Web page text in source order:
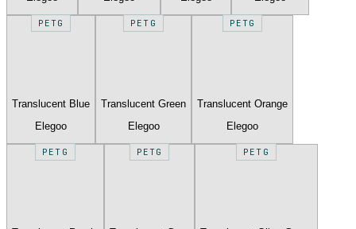
PETG
Translucent Blue
Elegoo
PETG
Translucent Green
Elegoo
PETG
Translucent Orange
Elegoo
PETG PETG PETG